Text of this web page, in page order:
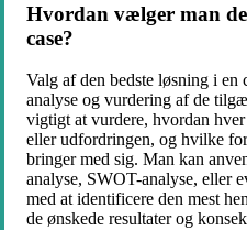
Hvordan vælger man
case?
Valg af den bedste løsning i
analyse og vurdering af de
vigtigt at vurdere, hvordan
eller udfordringen, og hvilke
bringer med sig. Man kan
analyse, SWOT-analyse, eller
med at identificere den mest
de ønskede resultater og